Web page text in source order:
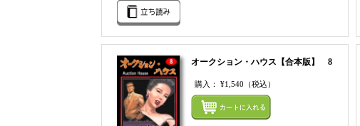
オークション・ハウス【合本版】 8
購入： ¥1,540 （税込）